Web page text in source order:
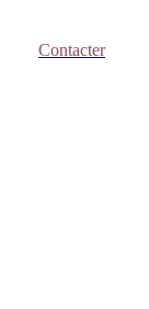
Contacter